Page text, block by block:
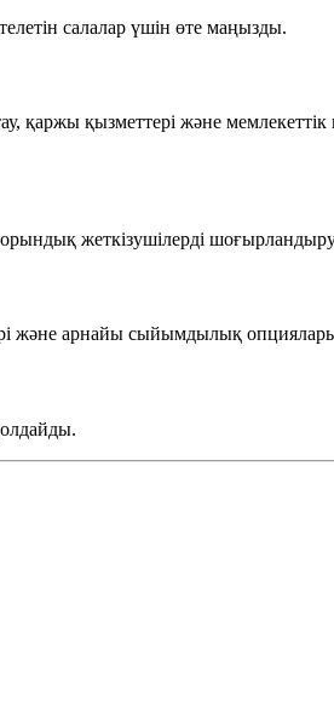
салалар үшін өте маңызды.
қаржы қызметтері және мемлекеттік
жеткізушілерді
және арнайы сыйымдылық